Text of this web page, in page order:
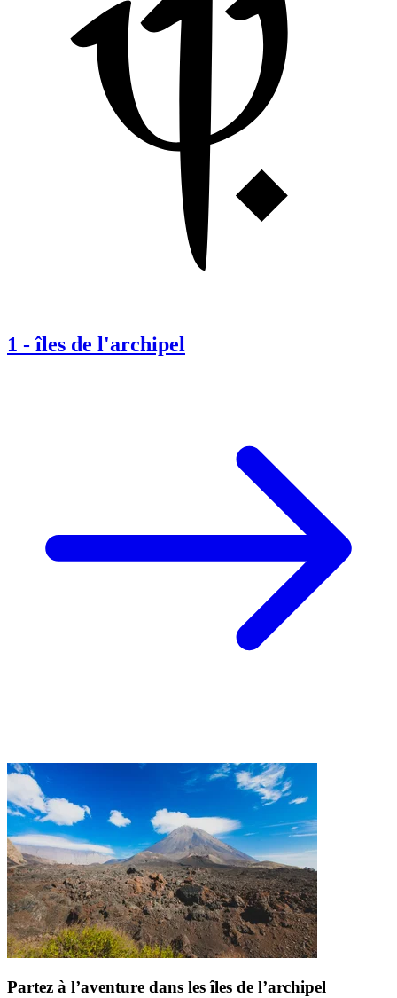
1 -îles de l'archipel
Partez à l’aventure dans les îles de l’archipel